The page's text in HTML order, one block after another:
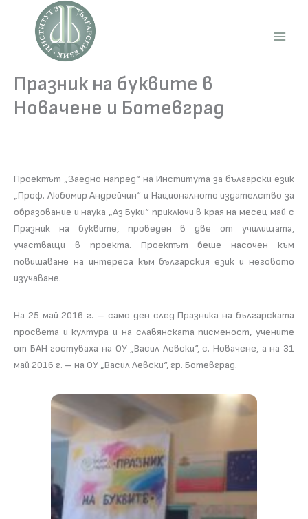
content
Празник на буквите в
Новачене и Ботевград
Проектът „Заедно напред“ на Института за български език
„Проф. Любомир Андрейчин“ и Националното издателство за
образование и наука „Аз Буки“ приключи в края на месец май с
Празник на буквите, проведен в две от училищата,
участващи в проекта. Проектът беше насочен към
повишаване на интереса към българския език и неговото
изучаване.
На 25 май 2016 г. – само ден след Празника на българската
просвета и култура и на славянската писменост, учените
от БАН гостуваха на ОУ „Васил Левски“, с. Новачене, а на 31
май 2016 г. – на ОУ „Васил Левски“, гр. Ботевград.